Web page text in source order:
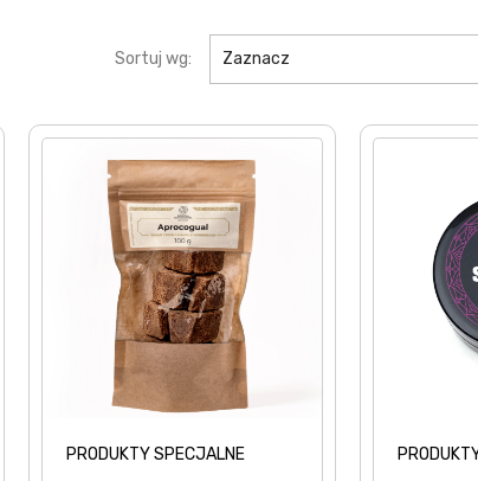
Sortuj wg: Zaznacz
PRODUKTY SPECJALNE